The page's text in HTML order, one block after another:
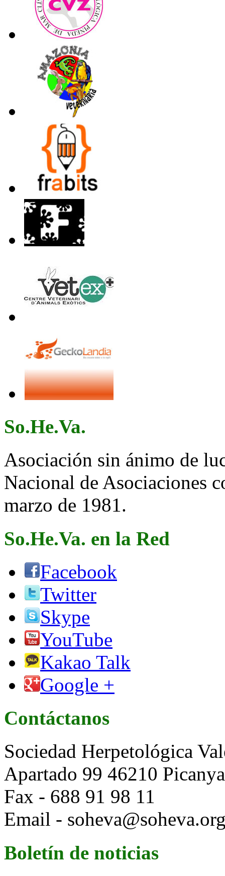
So.He.Va.
Asociación sin ánimo de
Nacional de Asociaciones
marzo de 1981.
So.He.Va. en la Red
Facebook
Twitter
Skype
YouTube
Kakao Talk
Google +
Contáctanos
Sociedad Herpetológica
Apartado 99 46210
Fax - 688 91 98 11
Email -
Boletín de noticias